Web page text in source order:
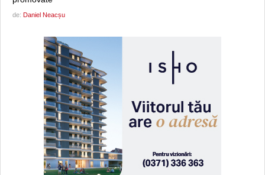
de: Daniel Neacșu